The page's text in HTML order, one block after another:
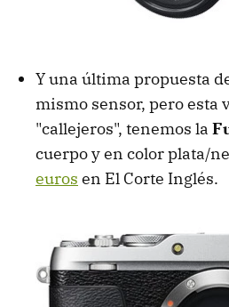
Y una última propuesta
mismo sensor, pero esta
"callejeros", tenemos la
cuerpo y en color plata/
euros en El Corte Inglés.